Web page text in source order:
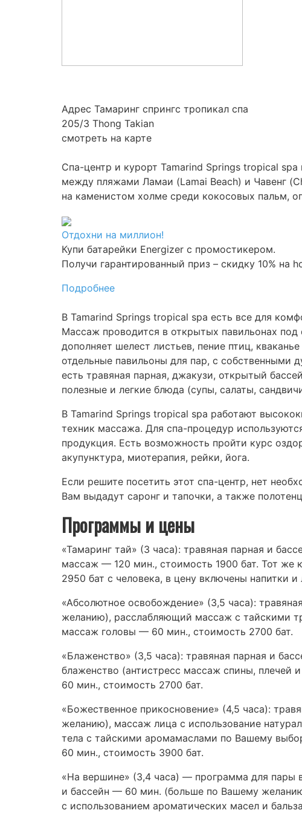
Адрес Тамаринг спрингс тропикал спа
205/3 Thong Takian
смотреть на карте
Спа-центр и курорт Tamarind Springs tropical
между пляжами Ламаи (Lamai Beach) и Чавенг
на каменистом холме среди кокосовых пальм,
Отдохни на миллион!
Купи батарейки Energizer с промостикером.
Получи гарантированный приз – скидку 10% на
Подробнее
В Tamarind Springs tropical spa есть все для
Массаж проводится в открытых павильонах
дополняет шелест листьев, пение птиц,
отдельные павильоны для пар, с собственными
есть травяная парная, джакузи, открытый
полезные и легкие блюда (супы, салаты,
В Tamarind Springs tropical spa работают
техник массажа. Для спа-процедур
продукция. Есть возможность пройти курс
акупунктура, миотерапия, рейки, йога.
Если решите посетить этот спа-центр, нет
Вам выдадут саронг и тапочки, а также
Программы и цены
«Тамаринг тай» (3 часа): травяная парная и
массаж — 120 мин., стоимость 1900 бат. Тот же
2950 бат с человека, в цену включены напитки и
«Абсолютное освобождение» (3,5 часа):
желанию), расслабляющий массаж с тайскими
массаж головы — 60 мин., стоимость 2700 бат.
«Блаженство» (3,5 часа): травяная парная и
блаженство (антистресс массаж спины,
60 мин., стоимость 2700 бат.
«Божественное прикосновение» (4,5 часа):
желанию), массаж лица с использование
тела с тайскими аромамаслами по Вашему
60 мин., стоимость 3900 бат.
«На вершине» (3,4 часа) — программа для пары
и бассейн — 60 мин. (больше по Вашему
с использованием ароматических масел и